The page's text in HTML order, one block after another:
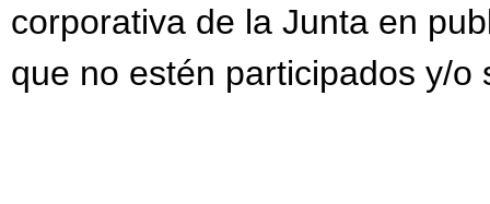
corporativa de la Junta en
que no estén participados y/